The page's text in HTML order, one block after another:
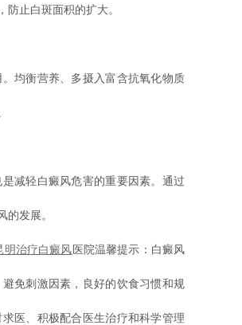
止白斑面积的扩大。
均衡营养、多摄入富含抗氧化物质
减轻白癜风危害的重要因素。通过
的发展。
明治疗白癜风 医院温馨提示：白癜风
免刺激因素，良好的饮食习惯和规
医、积极配合医生治疗和科学管理